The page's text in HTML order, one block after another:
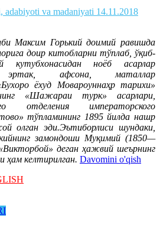
adabiyoti va madaniyati 14.11.2018
Максим Горький доимий равишда
доир китобларни тўплаб, ўқиб-
кутубхонасидан ноёб асарлар
афсона, маталлар
ёхуд Мовароуннаҳр тарихи»
«Шажараи турк» асарлари,
отделения императорского
тўпламининг 1895 йилда нашр
олган эди.Эътиборлиси шундаки,
замондоши Муқимий (1850—
деган ҳажвий шеърнинг
ҳам келтирилган. Davomini o'qish